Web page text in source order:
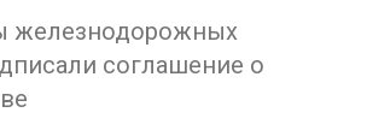
железнодорожных
соглашение о